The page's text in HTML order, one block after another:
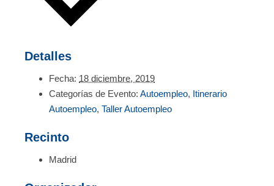
Detalles
Fecha: 18 diciembre, 2019
Categorías de Evento: Autoempleo, Itinerario
Autoempleo, Taller Autoempleo
Recinto
Madrid